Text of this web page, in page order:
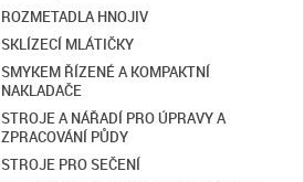
ROZMETADLA HNOJIV
SKLÍZECÍ MLÁTIČKY
SMYKEM ŘÍZENÉ A KOMPAKTNÍ
NAKLADAČE
STROJE A NÁŘADÍ PRO ÚPRAVY A
ZPRACOVÁNÍ PŮDY
STROJE PRO SEČENÍ